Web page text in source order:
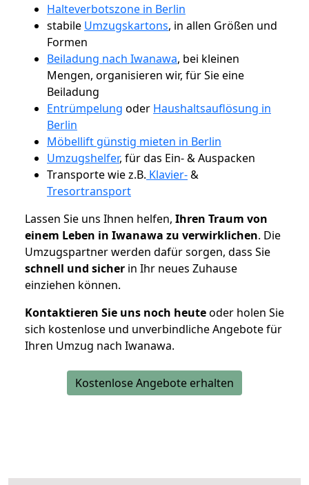
Halteverbotszone in Berlin
stabile Umzugskartons, in allen Größen und
Formen
Beiladung nach Iwanawa, bei kleinen
Mengen, organisieren wir, für Sie eine
Beiladung
Entrümpelung oder Haushaltsauflösung in
Berlin
Möbellift günstig mieten in Berlin
Umzugshelfer, für das Ein- & Auspacken
Transporte wie z.B. Klavier-&
Tresortransport
Lassen Sie uns Ihnen helfen, Ihren Traum von
einem Leben in Iwanawa zu verwirklichen. Die
Umzugspartner werden dafür sorgen, dass Sie
schnell und sicher in Ihr neues Zuhause
einziehen können.
Kontaktieren Sie uns noch heuteoder holen Sie
sich kostenlose und unverbindliche Angebote für
Ihren Umzug nach Iwanawa.
Kostenlose Angebote erhalten